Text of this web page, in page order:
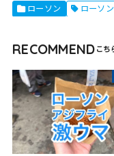
ローソン ローソン
RECOMMEND